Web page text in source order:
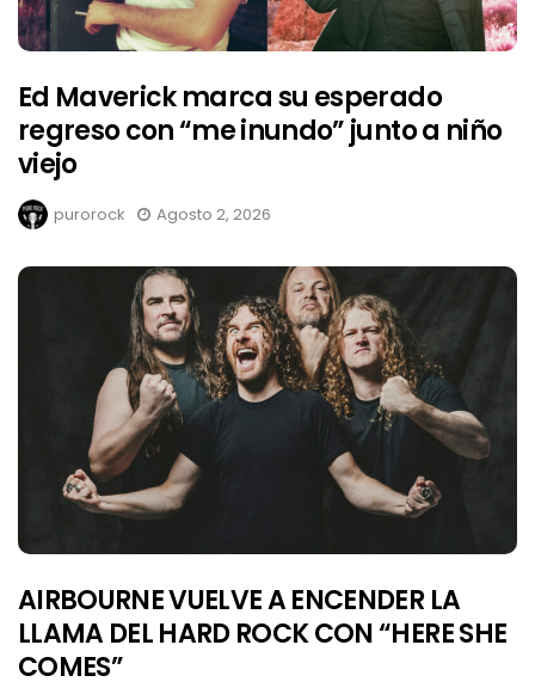
Ed Maverick marca su esperado
regreso con “me inundo” junto a niño
viejo
purorock Agosto 2, 2026
AIRBOURNE VUELVE A ENCENDER LA
LLAMA DEL HARD ROCK CON “HERE SHE
COMES”